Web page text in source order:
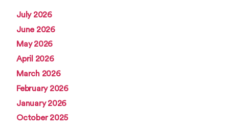
July 2026
June 2026
May 2026
April 2026
March 2026
February 2026
January 2026
October 2025